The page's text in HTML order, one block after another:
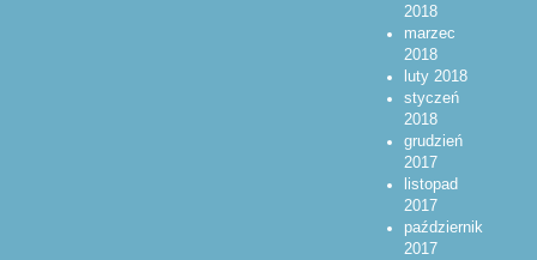
2018
marzec
2018
luty 2018
styczeń
2018
grudzień
2017
listopad
2017
październik
2017